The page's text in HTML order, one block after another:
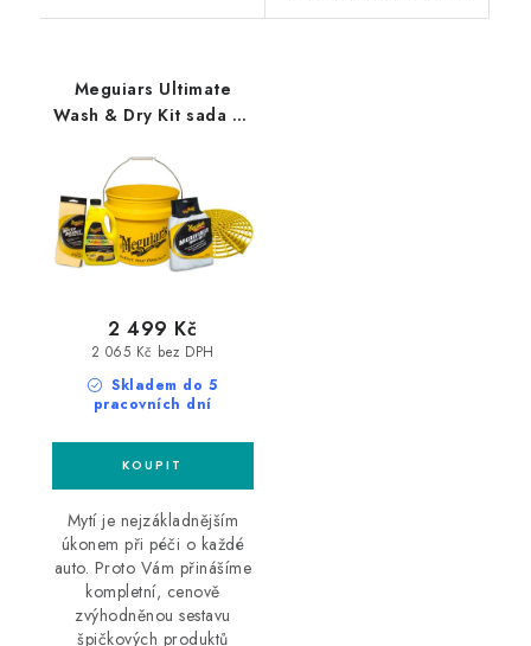
Meguiars Ultimate
Wash & Dry Kit sada na
Skladem do 5
pracovních dní
2 065 Kč bez DPH
2 499 Kč
Mytí je nejzákladnějším
úkonem při péči o každé
auto. Proto Vám přinášíme
kompletní, cenově
zvýhodněnou sestavu
špičkových produktů